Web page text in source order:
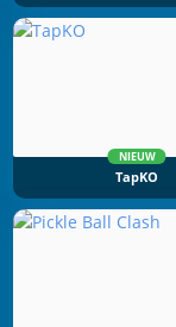
NIEUW
TapKO